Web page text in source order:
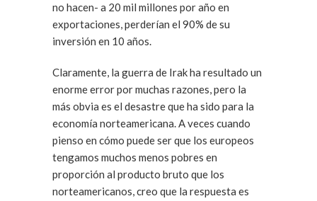
no hacen- a 20 mil millones por año en
exportaciones, perderían el 90% de su
inversión en 10 años.
Claramente, la guerra de Irak ha resultado un
enorme error por muchas razones, pero la
más obvia es el desastre que ha sido para la
economía norteamericana. A veces cuando
pienso en cómo puede ser que los europeos
tengamos muchos menos pobres en
proporción al producto bruto que los
norteamericanos, creo que la respuesta es